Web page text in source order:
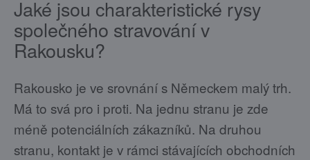
Jaké jsou charakteristické rysy
společného stravování v
Rakousku?
Rakousko je ve srovnání s Německem malý trh.
Má to svá pro i proti. Na jednu stranu je zde
méně potenciálních zákazníků. Na druhou
stranu, kontakt je v rámci stávajících obchodních